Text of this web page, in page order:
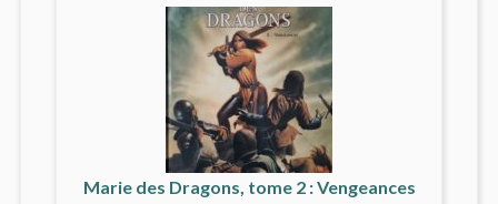
Marie des Dragons, tome 2 : Vengeances